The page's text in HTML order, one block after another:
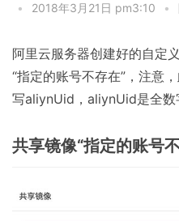
• 2018年3月21日 pm3:10 •
阿里云服务器创建好的自定
“指定的账号不存在”，注意
写aliynUid，aliynUid是全数
共享镜像“指定的账号